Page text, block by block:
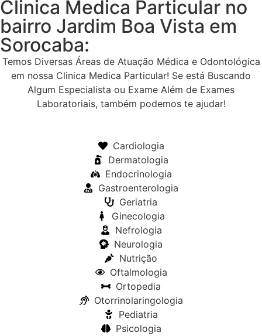
Clinica Medica Particular no
bairro Jardim Boa Vista em
Sorocaba:
Temos Diversas Áreas de Atuação Médica e Odontológica
em nossa Clinica Medica Particular! Se está Buscando
Algum Especialista ou Exame Além de Exames
Laboratoriais, também podemos te ajudar!
Cardiologia
Dermatologia
Endocrinologia
Gastroenterologia
Geriatria
Ginecologia
Nefrologia
Neurologia
Nutrição
Oftalmologia
Ortopedia
Otorrinolaringologia
Pediatria
Psicologia